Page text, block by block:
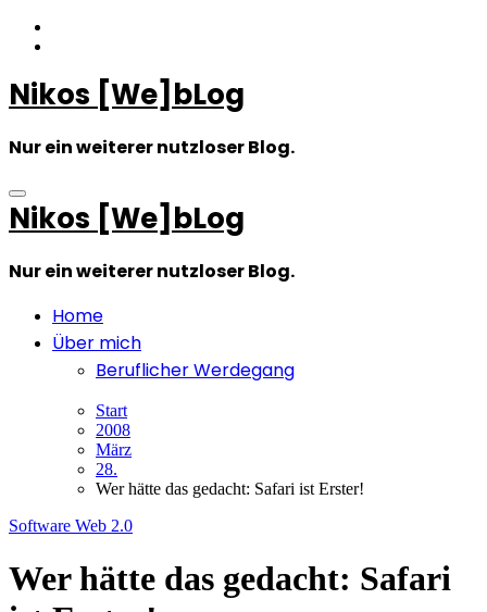
Zum
Inhalt
Nikos [We]bLog
Nur ein weiterer nutzloser Blog.
Nikos [We]bLog
Nur ein weiterer nutzloser Blog.
Home
Über mich
Beruflicher Werdegang
Start
2008
März
28.
Wer hätte das gedacht: Safari ist Erster!
Software Web 2.0
Wer hätte das gedacht: Safari